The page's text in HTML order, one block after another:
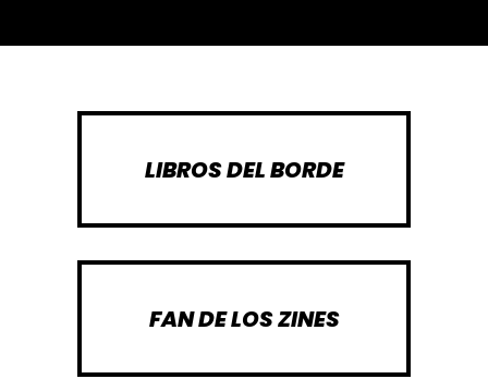
LIBROS DEL BORDE
FAN DE LOS ZINES